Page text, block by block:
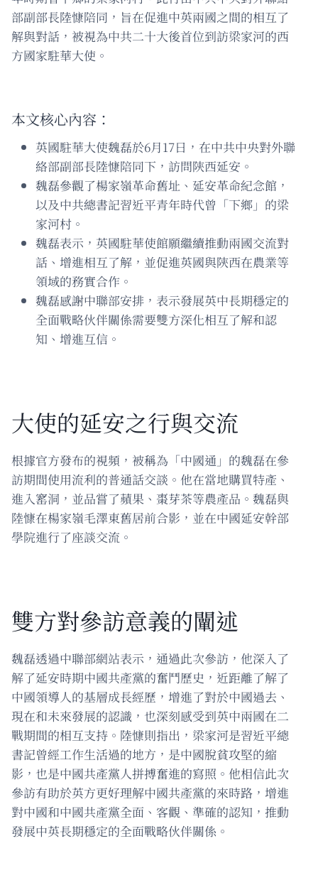
部副部長陸慷陪同，旨在促進中英兩國之間的相互了
解與對話，被視為中共二十大後首位到訪梁家河的西
方國家駐華大使。
本文核心內容：
英國駐華大使魏磊於6月17日，在中共中央對外聯
絡部副部長陸慷陪同下，訪問陝西延安。
魏磊參觀了楊家嶺革命舊址、延安革命紀念館，
以及中共總書記習近平青年時代曾「下鄉」的梁
家河村。
魏磊表示，英國駐華使館願繼續推動兩國交流對
話、增進相互了解，並促進英國與陝西在農業等
領域的務實合作。
魏磊感謝中聯部安排，表示發展英中長期穩定的
全面戰略伙伴關係需要雙方深化相互了解和認
知、增進互信。
大使的延安之行與交流
根據官方發布的視頻，被稱為「中國通」的魏磊在參
訪期間使用流利的普通話交談。他在當地購買特產、
進入窰洞，並品嘗了蘋果、棗芽茶等農產品。魏磊與
陸慷在楊家嶺毛澤東舊居前合影，並在中國延安幹部
學院進行了座談交流。
雙方對參訪意義的闡述
魏磊透過中聯部網站表示，通過此次參訪，他深入了
解了延安時期中國共產黨的奮鬥歷史，近距離了解了
中國領導人的基層成長經歷，增進了對於中國過去、
現在和未來發展的認識，也深刻感受到英中兩國在二
戰期間的相互支持。陸慷則指出，梁家河是習近平總
書記曾經工作生活過的地方，是中國脫貧攻堅的縮
影，也是中國共產黨人拼搏奮進的寫照。他相信此次
參訪有助於英方更好理解中國共產黨的來時路，增進
對中國和中國共產黨全面、客觀、準確的認知，推動
發展中英長期穩定的全面戰略伙伴關係。